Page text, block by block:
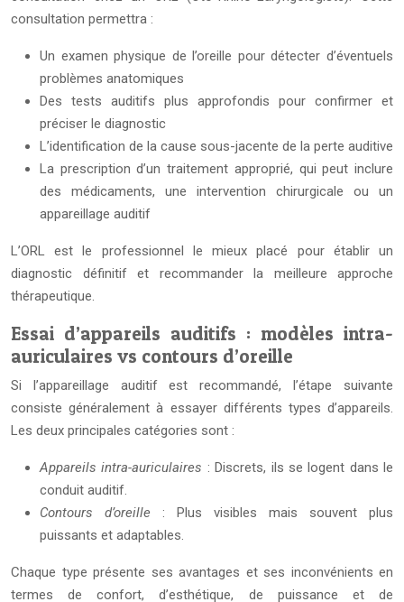
consultation permettra :
Un examen physique de l’oreille pour détecter d’éventuels
problèmes anatomiques
Des tests auditifs plus approfondis pour confirmer et
préciser le diagnostic
L’identification de la cause sous-jacente de la perte auditive
La prescription d’un traitement approprié, qui peut inclure
des médicaments, une intervention chirurgicale ou un
appareillage auditif
L’ORL est le professionnel le mieux placé pour établir un
diagnostic définitif et recommander la meilleure approche
thérapeutique.
Essai d’appareils auditifs : modèles intra-
auriculaires vs contours d’oreille
Si l’appareillage auditif est recommandé, l’étape suivante
consiste généralement à essayer différents types d’appareils.
Les deux principales catégories sont :
Appareils intra-auriculaires : Discrets, ils se logent dans le
conduit auditif.
Contours d’oreille : Plus visibles mais souvent plus
puissants et adaptables.
Chaque type présente ses avantages et ses inconvénients en
termes de confort, d’esthétique, de puissance et de